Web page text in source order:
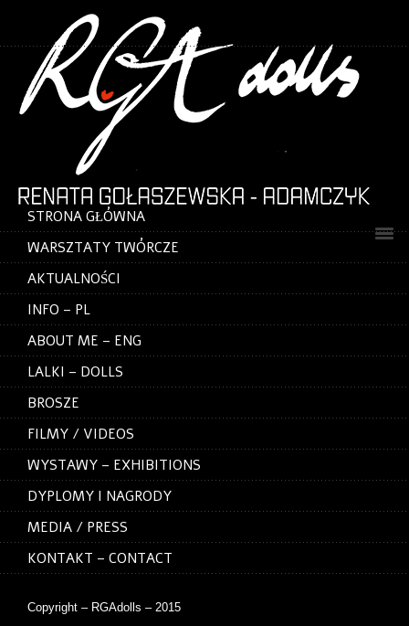
STRONA GŁÓWNA
WARSZTATY TWÓRCZE
AKTUALNOŚCI
INFO – PL
ABOUT ME – ENG
LALKI – DOLLS
BROSZE
FILMY / VIDEOS
WYSTAWY – EXHIBITIONS
DYPLOMY I NAGRODY
MEDIA / PRESS
KONTAKT – CONTACT
Copyright – RGAdolls – 2015